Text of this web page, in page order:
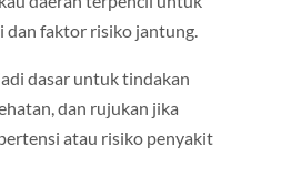
dan faktor risiko jantung.
dasar untuk tindakan
dan rujukan jika
atau risiko penyakit